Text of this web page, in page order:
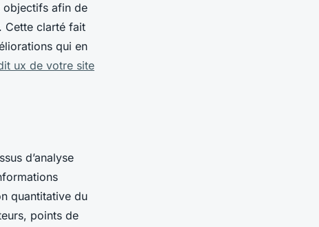
objectifs afin de
Cette clarté fait
qui en
ux de votre site
d’analyse
quantitative du
points de